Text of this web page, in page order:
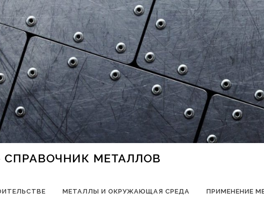
- СПРАВОЧНИК МЕТАЛЛОВ
МЕТАЛЛЫ И ОКРУЖАЮЩАЯ СРЕДА ПРИМЕНЕНИЕ